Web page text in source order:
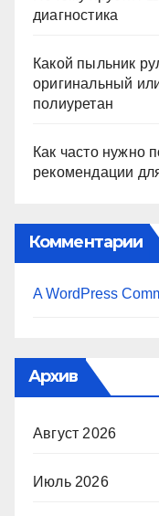
диагностика
Какой пыльник
оригинальный
полиуретан
Как часто нужно
рекомендации
Комментарии
A WordPress
Архив
Август 2026
Июль 2026